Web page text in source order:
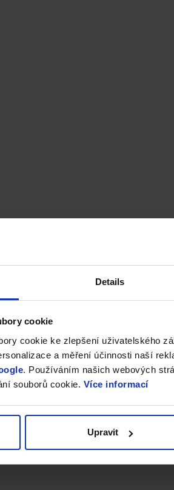
Details
cookie
cookie ke zlepšení uživatelského
a měření účinnosti naší
. Používáním našich webových
souborů cookie. Více informací
Upravit